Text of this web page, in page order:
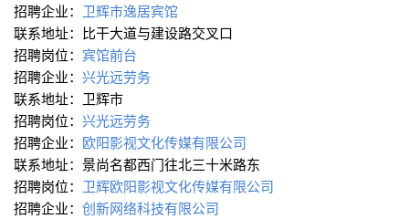
招聘企业： 卫辉市逸居宾馆
联系地址：比干大道与建设路交叉口
招聘岗位： 宾馆前台
招聘企业： 兴光远劳务
联系地址：卫辉市
招聘岗位： 兴光远劳务
招聘企业： 欧阳影视文化传媒有限公司
联系地址：景尚名都西门往北三十米路东
招聘岗位： 卫辉欧阳影视文化传媒有限公司
招聘企业： 创新网络科技有限公司